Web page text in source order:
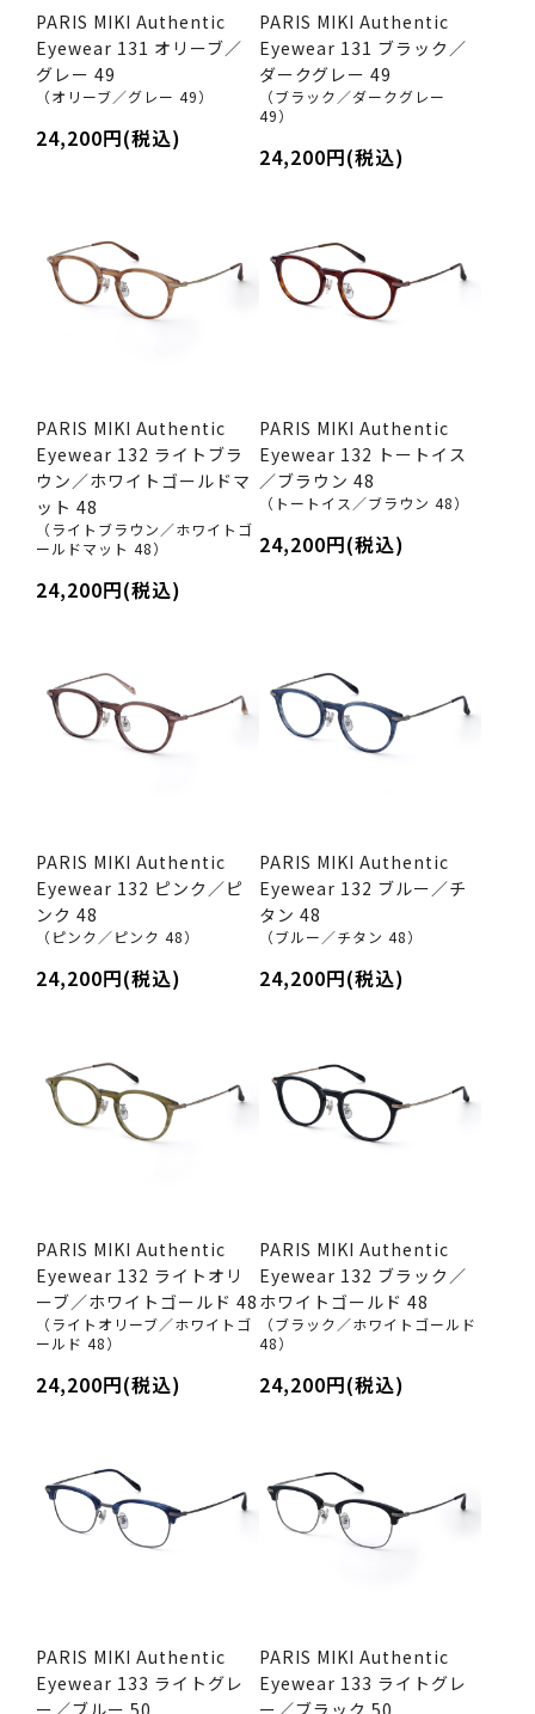
PARIS MIKI Authentic
Eyewear 131 オリーブ／
グレー 49
（オリーブ／グレー 49）
24,200円(税込)
PARIS MIKI Authentic
Eyewear 131 ブラック／
ダークグレー 49
（ブラック／ダークグレー
49）
24,200円(税込)
PARIS MIKI Authentic
Eyewear 132 ライトブラ
ウン／ホワイトゴールドマ
ット 48
（ライトブラウン／ホワイトゴ
ールドマット 48）
24,200円(税込)
PARIS MIKI Authentic
Eyewear 132 トートイス
／ブラウン 48
（トートイス／ブラウン 48）
24,200円(税込)
PARIS MIKI Authentic
Eyewear 132 ピンク／ピ
ンク 48
（ピンク／ピンク 48）
24,200円(税込)
PARIS MIKI Authentic
Eyewear 132 ブルー／チ
タン 48
（ブルー／チタン 48）
24,200円(税込)
PARIS MIKI Authentic
Eyewear 132 ライトオリ
ーブ／ホワイトゴールド 48
（ライトオリーブ／ホワイトゴ
ールド 48）
24,200円(税込)
PARIS MIKI Authentic
Eyewear 132 ブラック／
ホワイトゴールド 48
（ブラック／ホワイトゴールド
48）
24,200円(税込)
PARIS MIKI Authentic
Eyewear 133 ライトグレ
ー／ブルー 50
PARIS MIKI Authentic
Eyewear 133 ライトグレ
ー／ブラック 50